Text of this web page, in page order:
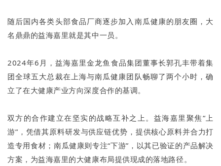
随后国内各类头部食品厂商逐步加入南瓜健康的朋友圈，大
名鼎鼎的益海嘉里就是其中一员。
2024年6月，益海嘉里金龙鱼食品集团董事长郭孔丰带着集
团全球五大总裁在上海与南瓜健康团队畅聊了两个小时，确
立了在大健康产业方向深度合作的基调。
双方的合作建立在坚实的战略互补之上。益海嘉里聚焦“上
游”，凭借其原料研发与供应链优势，提供核心原料并合力打
造专用食材；南瓜健康则专注“下游”，以其已验证的产品解决
方案，为益海嘉里的大健康布局提供现成的落地路径。